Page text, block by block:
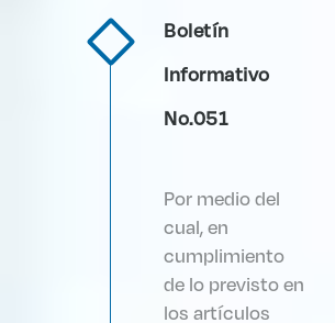
Boletín
Informativo
No.051
Por medio del
cual, en
cumplimiento
de lo previsto en
los artículos